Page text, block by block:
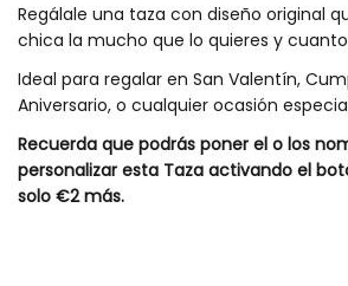
Regálale una taza con diseño original
chica la mucho que lo quieres y
Ideal para regalar en San Valentín,
Aniversario, o cualquier ocasión
Recuerda que podrás poner el o los
personalizar esta Taza activando el
solo €2 más.